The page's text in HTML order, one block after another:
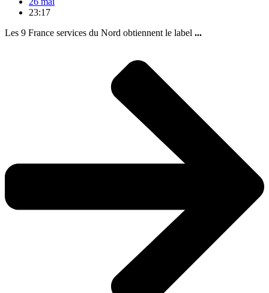
23:17
Les 9 France services du Nord obtiennent le label ...